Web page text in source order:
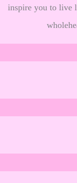
inspire you to live